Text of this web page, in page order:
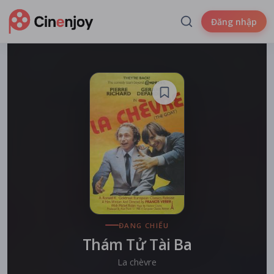
Đăng nhập
ĐANG CHIẾU
Thám Tử Tài Ba
La chèvre